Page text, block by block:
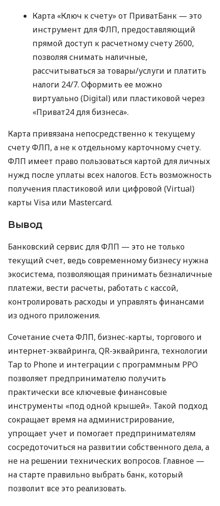
Карта «Ключ к счету» от ПриватБанк — это
инструмент для ФЛП, предоставляющий
прямой доступ к расчетному счету 2600,
позволяя снимать наличные,
рассчитываться за товары/услуги и платить
налоги 24/7. Оформить ее можно
виртуально (Digital) или пластиковой через
«Приват24 для бизнеса».
Карта привязана непосредственно к текущему
счету ФЛП, а не к отдельному карточному счету.
ФЛП имеет право пользоваться картой для личных
нужд после уплаты всех налогов. Есть возможность
получения пластиковой или цифровой (Virtual)
карты Visa или Mastercard.
Вывод
Банковский сервис для ФЛП — это не только
текущий счет, ведь современному бизнесу нужна
экосистема, позволяющая принимать безналичные
платежи, вести расчеты, работать с кассой,
контролировать расходы и управлять финансами
из одного приложения.
Сочетание счета ФЛП, бизнес-карты, торгового и
интернет-эквайринга, QR-эквайринга, технологии
Tap to Phone и интеграции с программным РРО
позволяет предпринимателю получить
практически все ключевые финансовые
инструменты «под одной крышей». Такой подход
сокращает время на администрирование,
упрощает учет и помогает предпринимателям
сосредоточиться на развитии собственного дела, а
не на решении технических вопросов. Главное —
на старте правильно выбрать банк, который
позволит все это реализовать.